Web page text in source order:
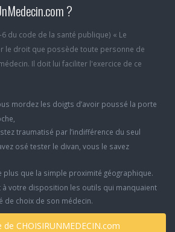
?
6 du code de la santé publique) « Le
le droit que possède toute personne de
Il doit lui faciliter l'exercice de ce
mordez les doigts d’avoir poussé la porte
traumatisé par l’indifférence du seul
osé tester le divan, vous le savez
plus que la simple proximité géographique.
à votre disposition les outils qui manquaient
de choix de son médecin.
Le rôle de CHOISIRUNMEDECIN.com